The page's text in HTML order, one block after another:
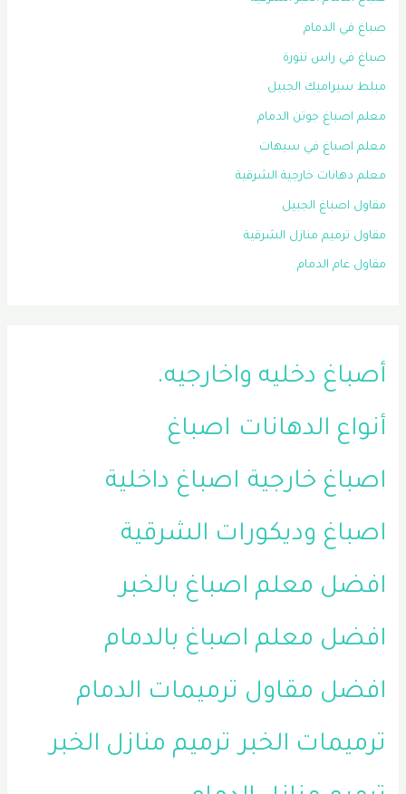
صباغ في الدمام
صباغ في راس تنورة
مبلط سيراميك الجبيل
معلم اصباغ جوتن الدمام
معلم اصباغ في سيهات
معلم دهانات خارجية الشرقية
مقاول اصباغ الجبيل
مقاول ترميم منازل الشرقية
مقاول عام الدمام
أصباغ دخليه واخارجيه.
أنواع الدهانات اصباغ
اصباغ خارجية اصباغ داخلية
اصباغ وديكورات الشرقية
افضل معلم اصباغ بالخبر
افضل معلم اصباغ بالدمام
افضل مقاول ترميمات الدمام
ترميمات الخبر ترميم منازل الخبر